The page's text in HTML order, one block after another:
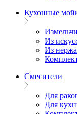
Кухонные
Из
Из
Смесители
Для
Для